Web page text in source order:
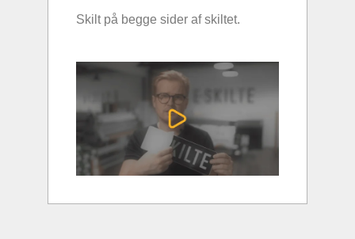
Skilt på begge sider af skiltet.